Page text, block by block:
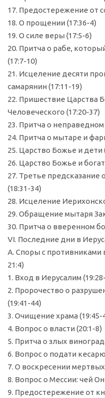
17. Предостережение от
18. О прощении (17:36-4)
19. О силе веры (17:5-6)
20. Притча о рабе,
(17:7-10)
21. Исцеление десяти
самарянин (17:11-19)
22. Пришествие Царства
Человеческого (17:20-37)
23. Притча о неправедном
24. Притча о мытаре и
25. Царство Божье и дети
26. Царство Божье и
27. Третье предсказание
(18:31-34)
28. Исцеление
29. Обращение мытаря
30. Притча о вверенном
VI. Последние дни в
А. Споры с противниками
21:4)
1. Вход в Иерусалим
2. Пророчество о
(19:41-44)
3. Очищение храма (19:45-
4. Вопрос о власти (20:1-8)
5. Притча о злых
6. Вопрос о подати
7. О воскресении мертвых
8. Вопрос о Мессии: чей
9. Предостережение от